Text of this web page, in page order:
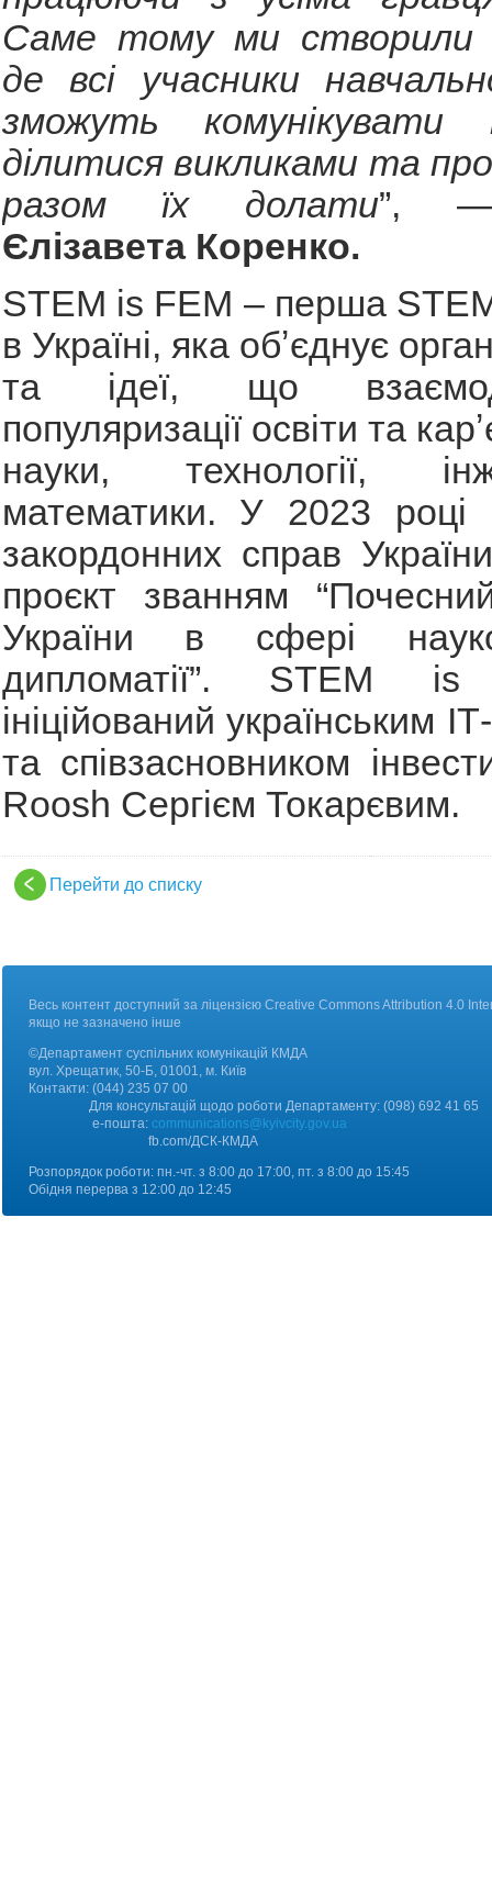
Саме тому ми створили
де всі учасники
зможуть
ділитися викликами та
разом їх долати”,
Єлізавета Коренко.
STEM is FEM – перша
в Україні, яка обʼєднує
та ідеї, що
популяризації освіти та
науки, технології,
математики. У 2023 році
закордонних справ
проєкт званням
України в сфері
дипломатії”. STEM
ініційований українським
та співзасновником
Roosh Сергієм Токарєвим.
Перейти до списку
Весь контент доступний за ліцензією Creative Commons Attribution 4.0
якщо не зазначено інше
©Департамент суспільних комунікацій КМДА
вул. Хрещатик, 50-Б, 01001, м. Київ
Контакти: (044) 235 07 00
Для консультацій щодо роботи Департаменту: (098) 692 41 65
е-пошта: communications@kyivcity.gov.ua
fb.com/ДCК-КМДА
Розпорядок роботи: пн.-чт. з 8:00 до 17:00, пт. з 8:00 до 15:45
Обідня перерва з 12:00 до 12:45